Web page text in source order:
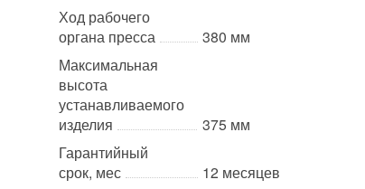
Ход рабочего
органа пресса
380 мм
Максимальная
высота
устанавливаемого
изделия
375 мм
Гарантийный
срок, мес
12 месяцев